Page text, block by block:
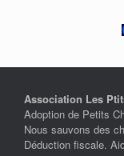
Association Les
Adoption de Petits
Nous sauvons des
Déduction fiscale.